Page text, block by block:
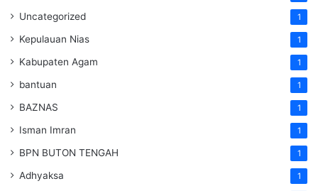
Uncategorized 1
Kepulauan Nias 1
Kabupaten Agam 1
bantuan 1
BAZNAS 1
Isman Imran 1
BPN BUTON TENGAH 1
Adhyaksa 1